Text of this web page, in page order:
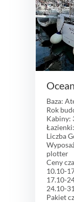
Baza:
Rok
Kabiny:
Liczba
plotter
Ceny
10.10-
17.10-
24.10-
Pakiet